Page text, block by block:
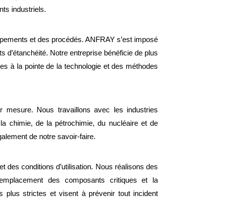
industriels.
et des procédés. ANFRAY s’est imposé
d’étanchéité. Notre entreprise bénéficie de plus
à la pointe de la technologie et des méthodes
mesure. Nous travaillons avec les industries
chimie, de la pétrochimie, du nucléaire et de
de notre savoir-faire.
des conditions d’utilisation. Nous réalisons des
des composants critiques et la
plus strictes et visent à prévenir tout incident